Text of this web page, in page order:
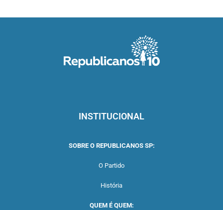
INSTITUCIONAL
SOBRE O REPUBLICANOS SP:
O Partido
História
QUEM É QUEM: